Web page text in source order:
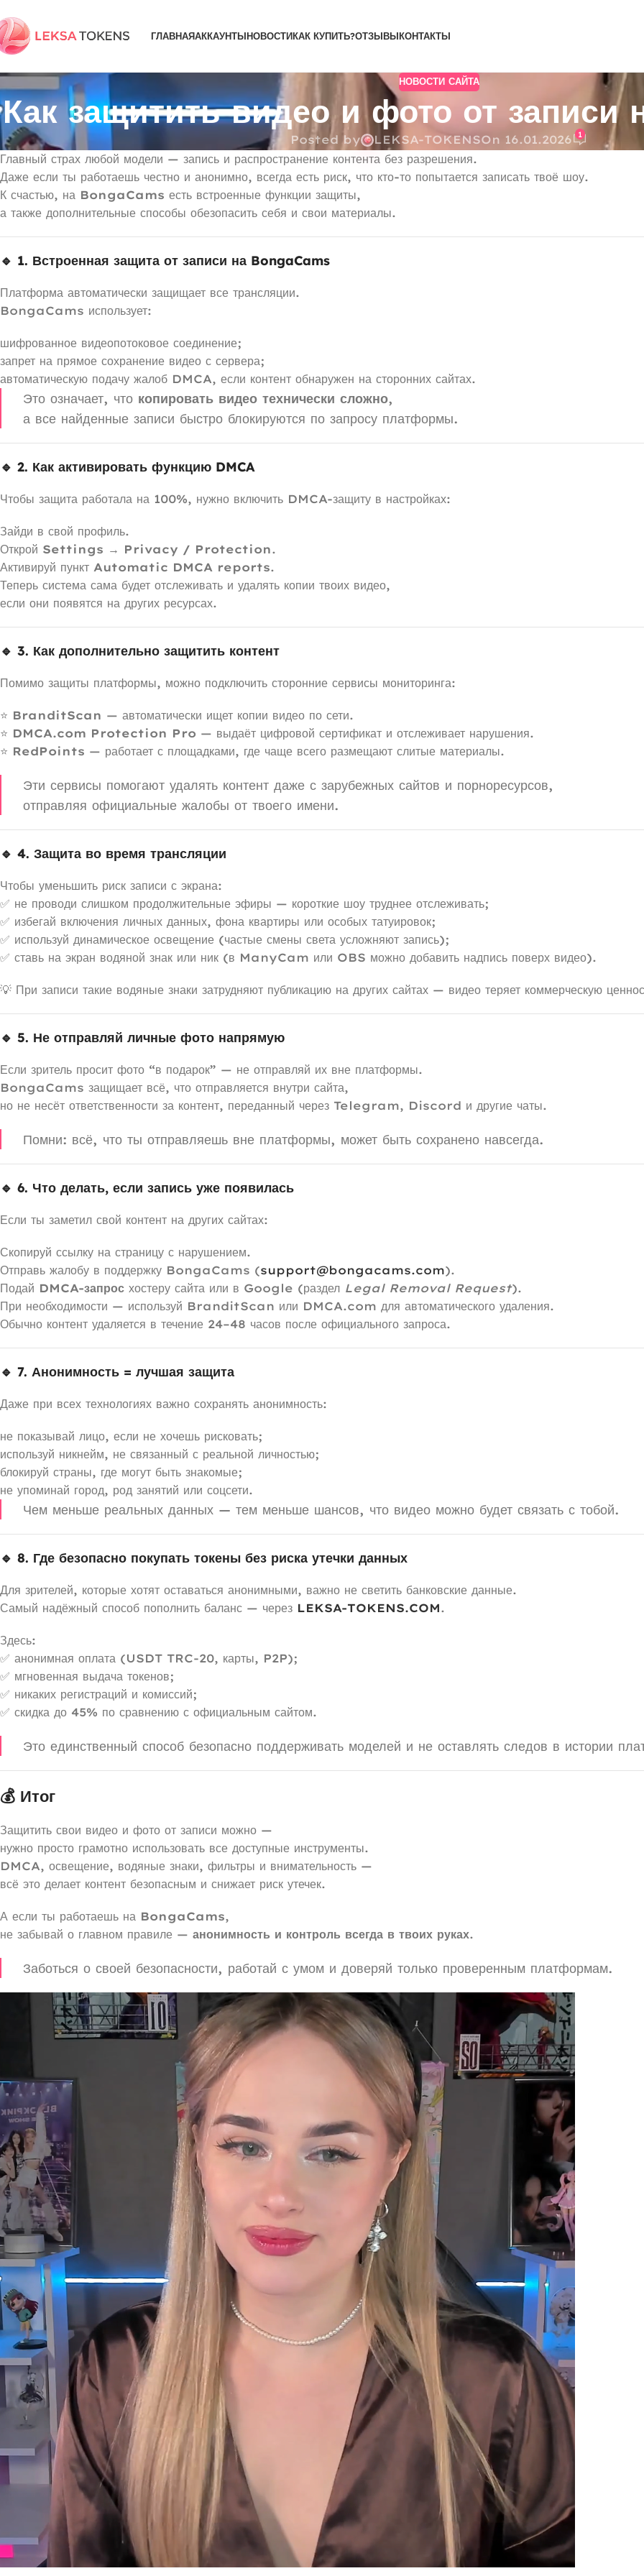
ГЛАВНАЯАККАУНТЫНОВОСТИКАК КУПИТЬ?ОТЗЫВЫКОНТАКТЫ
НОВОСТИ САЙТА
Как защитить видео и фото от записи
Posted by LEKSA-TOKENSOn 16.01.2026 1
Главный страх любой модели — запись и распространение контента без разрешения.
Даже если ты работаешь честно и анонимно, всегда есть риск, что кто-то попытается записать твоё шоу.
К счастью, на BongaCams есть встроенные функции защиты,
а также дополнительные способы обезопасить себя и свои материалы.
🔹 1. Встроенная защита от записи на BongaCams
Платформа автоматически защищает все трансляции.
BongaCams использует:
шифрованное видеопотоковое соединение;
запрет на прямое сохранение видео с сервера;
автоматическую подачу жалоб DMCA, если контент обнаружен на сторонних сайтах.
Это означает, что копировать видео технически сложно,
а все найденные записи быстро блокируются по запросу платформы.
🔹 2. Как активировать функцию DMCA
Чтобы защита работала на 100%, нужно включить DMCA-защиту в настройках:
Зайди в свой профиль.
Открой Settings → Privacy / Protection.
Активируй пункт Automatic DMCA reports.
Теперь система сама будет отслеживать и удалять копии твоих видео,
если они появятся на других ресурсах.
🔹 3. Как дополнительно защитить контент
Помимо защиты платформы, можно подключить сторонние сервисы мониторинга:
⭐ BranditScan — автоматически ищет копии видео по сети.
⭐ DMCA.com Protection Pro — выдаёт цифровой сертификат и отслеживает нарушения.
⭐ RedPoints — работает с площадками, где чаще всего размещают слитые материалы.
Эти сервисы помогают удалять контент даже с зарубежных сайтов и порноресурсов,
отправляя официальные жалобы от твоего имени.
🔹 4. Защита во время трансляции
Чтобы уменьшить риск записи с экрана:
✅ не проводи слишком продолжительные эфиры — короткие шоу труднее отслеживать;
✅ избегай включения личных данных, фона квартиры или особых татуировок;
✅ используй динамическое освещение (частые смены света усложняют запись);
✅ ставь на экран водяной знак или ник (в ManyCam или OBS можно добавить надпись поверх видео).
💡 При записи такие водяные знаки затрудняют публикацию на других сайтах — видео теряет коммерческую
🔹 5. Не отправляй личные фото напрямую
Если зритель просит фото “в подарок” — не отправляй их вне платформы.
BongaCams защищает всё, что отправляется внутри сайта,
но не несёт ответственности за контент, переданный через Telegram, Discord и другие чаты.
Помни: всё, что ты отправляешь вне платформы, может быть сохранено навсегда.
🔹 6. Что делать, если запись уже появилась
Если ты заметил свой контент на других сайтах:
Скопируй ссылку на страницу с нарушением.
Отправь жалобу в поддержку BongaCams (support@bongacams.com).
Подай DMCA-запрос хостеру сайта или в Google (раздел Legal Removal Request).
При необходимости — используй BranditScan или DMCA.com для автоматического удаления.
Обычно контент удаляется в течение 24–48 часов после официального запроса.
🔹 7. Анонимность = лучшая защита
Даже при всех технологиях важно сохранять анонимность:
не показывай лицо, если не хочешь рисковать;
используй никнейм, не связанный с реальной личностью;
блокируй страны, где могут быть знакомые;
не упоминай город, род занятий или соцсети.
Чем меньше реальных данных — тем меньше шансов, что видео можно будет связать с тобой.
🔹 8. Где безопасно покупать токены без риска утечки данных
Для зрителей, которые хотят оставаться анонимными, важно не светить банковские данные.
Самый надёжный способ пополнить баланс — через LEKSA-TOKENS.COM.
Здесь:
✅ анонимная оплата (USDT TRC-20, карты, P2P);
✅ мгновенная выдача токенов;
✅ никаких регистраций и комиссий;
✅ скидка до 45% по сравнению с официальным сайтом.
Это единственный способ безопасно поддерживать моделей и не оставлять следов в истории
💰 Итог
Защитить свои видео и фото от записи можно —
нужно просто грамотно использовать все доступные инструменты.
DMCA, освещение, водяные знаки, фильтры и внимательность —
всё это делает контент безопасным и снижает риск утечек.
А если ты работаешь на BongaCams,
не забывай о главном правиле — анонимность и контроль всегда в твоих руках.
Заботься о своей безопасности, работай с умом и доверяй только проверенным платформам.